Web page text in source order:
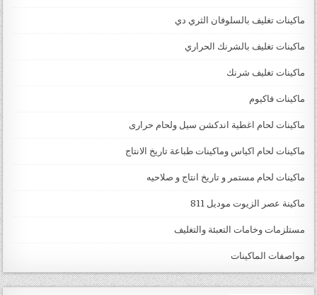
ماكينات تغليف بالسلوفان الثري دي
ماكينات تغليف بالشرنك الحراري
ماكينات تغليف شرنك
ماكينات فاكيوم
ماكينات لحام اغطية اندكشن سيل ولحام حرارى
ماكينات لحام اكياس وماكينات طباعة تاريخ الانتاج
ماكينات لحام مستمر و تاريخ انتاج و صلاحيه
ماكينة عصر الزيوت موديل 811
مستلزمات وخامات التعبئة والتغليف
مواصفات الماكينات